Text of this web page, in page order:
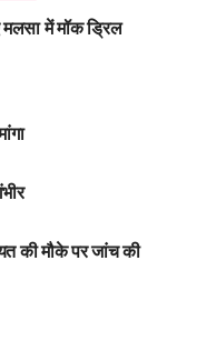
में मॉक ड्रिल
की मौके पर जांच की